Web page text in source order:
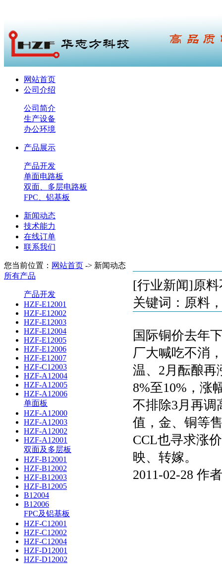
网站首页
公司介绍
公司简介
生产设备
办公环境
产品展示
产品开发
单面电路板
双面、多层电路板
FPC、铝基板
新闻动态
技术能力
在线订单
联系我们
您当前位置： 网站首页 -> 新闻动态
所有产品
产品开发
HZF-E12001
HZF-E12002
HZF-E12003
HZF-E12004
HZF-E12005
HZF-E12006
HZF-E12007
HZF-C12003
HZF-A12004
HZF-A12005
HZF-A12006
单面板
HZF-A12000
HZF-A12003
HZF-A12002
HZF-A12001
双面及多层板
HZF-B12001
HZF-B12002
HZF-B12003
HZF-B12005
B12004
B12006
FPC及铝基板
HZF-C12001
HZF-C12002
HZF-C12004
HZF-D12001
HZF-D12002
[行业新闻]原
关键词：原料
国际铜价去年
厂大喊吃不消
温、2月酝酿再
8%至10%，涨
不排除3月再调
值，金、铜等
CCL也寻求涨
映、转嫁。
2011-02-28 作